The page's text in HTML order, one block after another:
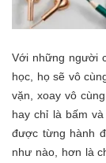
Với những người
học, họ sẽ vô
vặn, xoay vô
hay chỉ là bấm
được từng hành
như nào, hơn là